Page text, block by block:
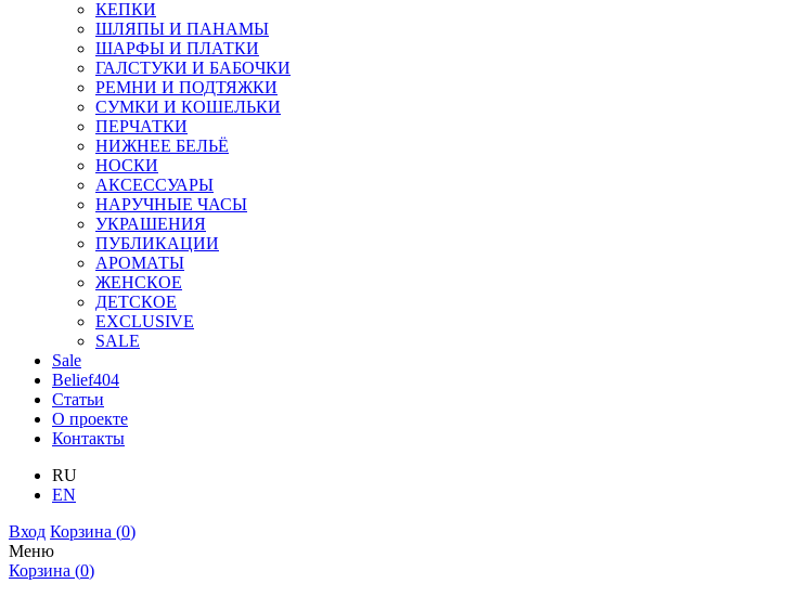
КЕПКИ
ШЛЯПЫ И ПАНАМЫ
ШАРФЫ И ПЛАТКИ
ГАЛСТУКИ И БАБОЧКИ
РЕМНИ И ПОДТЯЖКИ
СУМКИ И КОШЕЛЬКИ
ПЕРЧАТКИ
НИЖНЕЕ БЕЛЬЁ
НОСКИ
АКСЕССУАРЫ
НАРУЧНЫЕ ЧАСЫ
УКРАШЕНИЯ
ПУБЛИКАЦИИ
АРОМАТЫ
ЖЕНСКОЕ
ДЕТСКОЕ
EXCLUSIVE
SALE
Sale
Belief404
Статьи
О проекте
Контакты
RU
EN
Вход Корзина (0)
Меню
Корзина (0)